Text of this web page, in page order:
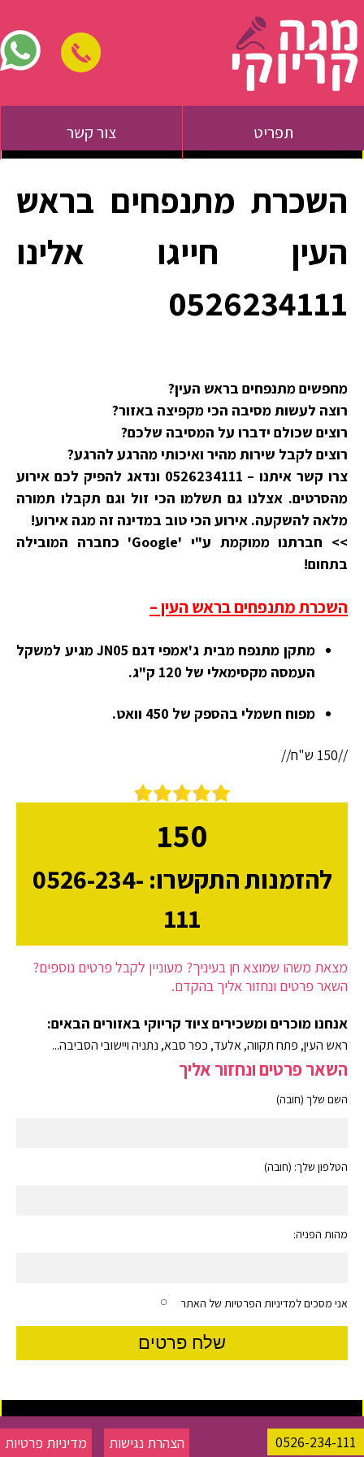
תפריט צור קשר
השכרת מתנפחים בראש
העין חייגו אלינו
0526234111
מחפשים מתנפחים בראש העין?
רוצה לעשות מסיבה הכי מקפיצה באזור?
רוצים שכולם ידברו על המסיבה שלכם?
רוצים לקבל שירות מהיר ואיכותי מהרגע להרגע?
צרו קשר איתנו – 0526234111 ונדאג להפיק לכם אירוע
מהסרטים. אצלנו גם תשלמו הכי זול וגם תקבלו תמורה
מלאה להשקעה. אירוע הכי טוב במדינה זה מגה אירוע!
>> חברתנו ממוקמת ע"י 'Google' כחברה המובילה
בתחום!
השכרת מתנפחים בראש העין –
מתקן מתנפח מבית ג'אמפי דגם JN05 מגיע למשקל
העמסה מקסימאלי של 120 ק"ג.
מפוח חשמלי בהספק של 450 וואט.
//150 ש"ח//
150
להזמנות התקשרו: 0526-234-
111
מצאת משהו שמוצא חן בעיניך? מעוניין לקבל פרטים נוספים?
השאר פרטים ונחזור אליך בהקדם.
אנחנו מוכרים ומשכירים ציוד קריוקי באזורים הבאים:
ראש העין, פתח תקווה, אלעד, כפר סבא, נתניה ויישובי הסביבה...
השאר פרטים ונחזור אליך
השם שלך (חובה)
הטלפון שלך: (חובה)
מהות הפניה:
אני מסכים למדיניות הפרטיות של האתר
0526-234-111 מדיניות פרטיות הצהרת נגישות